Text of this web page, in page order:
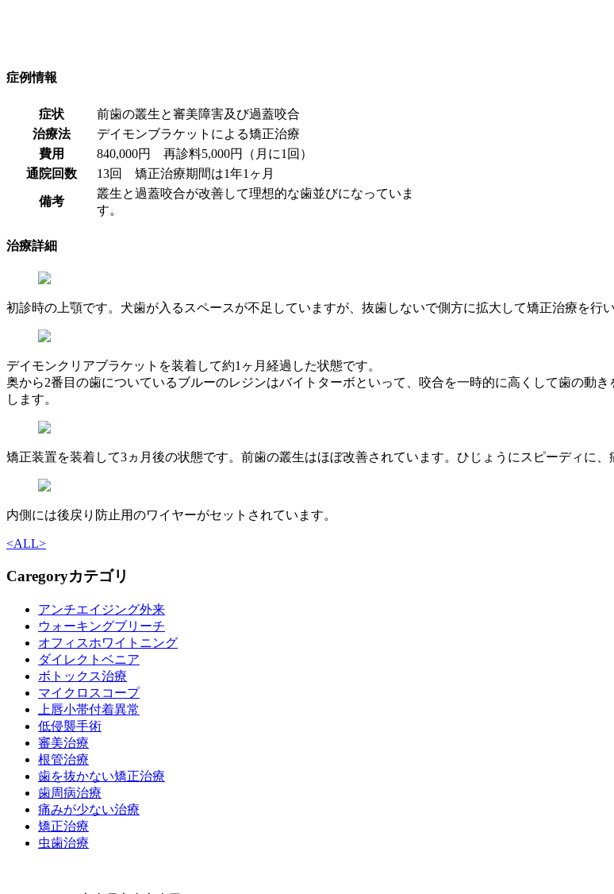
症例情報
症状
前歯の叢生と審美障害及び過蓋咬合
治療法
デイモンブラケットによる矯正治療
費用
840,000円 再診料5,000円（月に1回）
通院回数
13回 矯正治療期間は1年1ヶ月
備考
叢生と過蓋咬合が改善して理想的な歯並びになっていま
す。
治療詳細
初診時の上顎です。犬歯が入るスペースが不足していますが、抜歯しないで側方に拡大して矯正治療を行
デイモンクリアブラケットを装着して約1ヶ月経過した状態です。
奥から2番目の歯についているブルーのレジンはバイトターボといって、咬合を一時的に高くして歯の動
します。
矯正装置を装着して3ヵ月後の状態です。前歯の叢生はほぼ改善されています。ひじょうにスピーディに、
内側には後戻り防止用のワイヤーがセットされています。
<ALL>
Caregoryカテゴリ
アンチエイジング外来
ウォーキングブリーチ
オフィスホワイトニング
ダイレクトベニア
ボトックス治療
マイクロスコープ
上唇小帯付着異常
低侵襲手術
審美治療
根管治療
歯を抜かない矯正治療
歯周病治療
痛みが少ない治療
矯正治療
虫歯治療